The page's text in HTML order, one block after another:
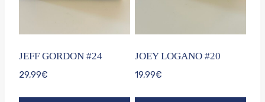
JEFF GORDON #24
29,99€
JOEY LOGANO #20
19,99€